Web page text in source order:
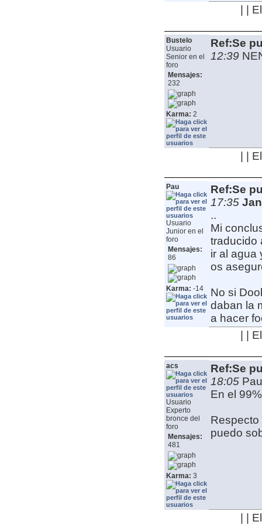
| |
Bustelo
Usuario
Senior en el
foro
Mensajes:
232
Karma: 2
Ref:Se
12:39
| |
Pau
Usuario
Junior en el
foro
Mensajes:
86
Karma: -14
Ref:Se
17:35
..
Mi
traducido
ir al agua
os
No si
daban la
a hacer
| |
acs
Usuario
Experto
bronce del
foro
Mensajes:
481
Karma: 3
Ref:Se
18:05
En el
Respecto
puedo
| |